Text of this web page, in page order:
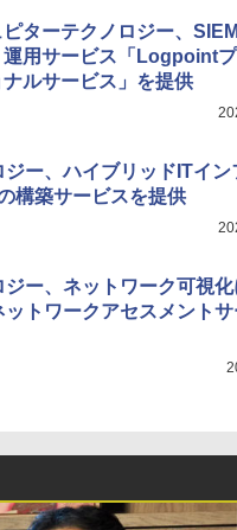
ピターテクノロジー、
運用サービス「Logpoint
ナルサービス」を提供
ー、ハイブリッドITイン
構築サービスを提供
ー、ネットワーク可視
トワークアセスメントサ